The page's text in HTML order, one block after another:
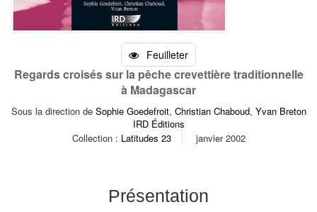
Feuilleter
Regards croisés sur la pêche crevettière traditionnelle
à Madagascar
Sous la direction de Sophie Goedefroit, Christian Chaboud, Yvan Breton
IRD Éditions
Collection : Latitudes 23 janvier 2002
Présentation